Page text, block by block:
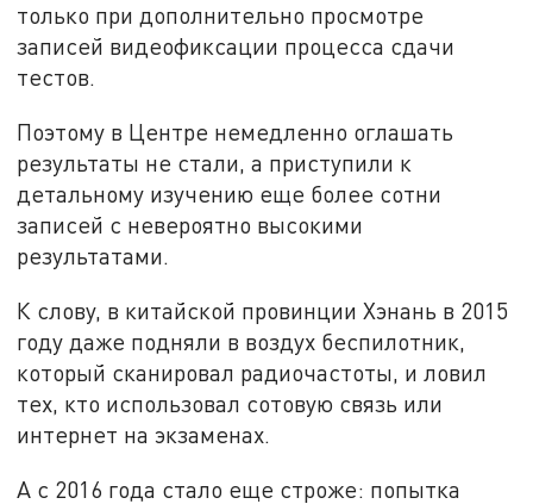
только при дополнительно просмотре
записей видеофиксации процесса сдачи
тестов.
Поэтому в Центре немедленно оглашать
результаты не стали, а приступили к
детальному изучению еще более сотни
записей с невероятно высокими
результатами.
К слову, в китайской провинции Хэнань в 2015
году даже подняли в воздух беспилотник,
который сканировал радиочастоты, и ловил
тех, кто использовал сотовую связь или
интернет на экзаменах.
А с 2016 года стало еще строже: попытка